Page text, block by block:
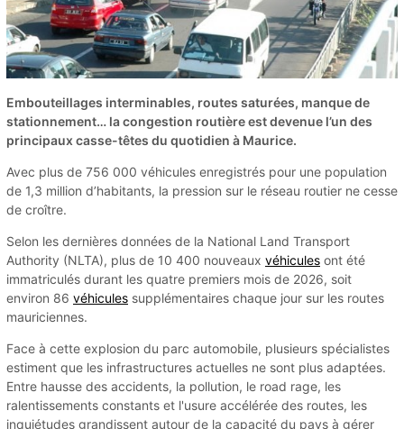
Embouteillages interminables, routes saturées, manque de
stationnement… la congestion routière est devenue l’un des
principaux casse-têtes du quotidien à Maurice.
Avec plus de 756 000 véhicules enregistrés pour une population
de 1,3 million d’habitants, la pression sur le réseau routier ne cesse
de croître.
Selon les dernières données de la National Land Transport
Authority (NLTA), plus de 10 400 nouveaux véhicules ont été
immatriculés durant les quatre premiers mois de 2026, soit
environ 86 véhicules supplémentaires chaque jour sur les routes
mauriciennes.
Face à cette explosion du parc automobile, plusieurs spécialistes
estiment que les infrastructures actuelles ne sont plus adaptées.
Entre hausse des accidents, la pollution, le road rage, les
ralentissements constants et l'usure accélérée des routes, les
inquiétudes grandissent autour de la capacité du pays à gérer